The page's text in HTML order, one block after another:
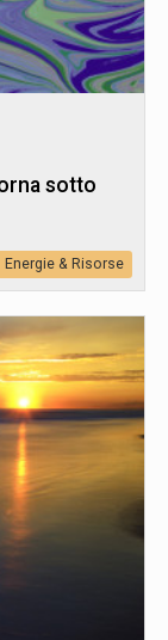
sotto
Energie & Risorse